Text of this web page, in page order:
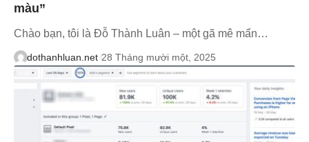
màu”
Chào bạn, tôi là Đỗ Thành Luân – một gã mê mẩn…
dothanhluan.net 28 Tháng mười một, 2025